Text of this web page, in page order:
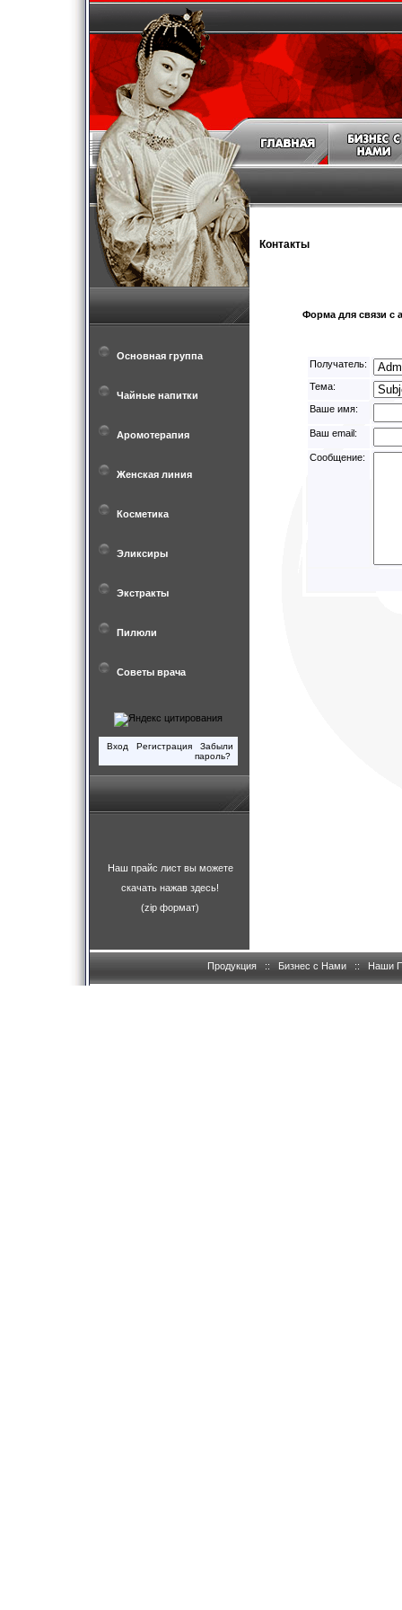
Основная группа
Чайные напитки
Аромотерапия
Женская линия
Косметика
Эликсиры
Экстракты
Пилюли
Советы врача
Вход Регистрация
Забыли
пароль?
Наш прайс лист вы можете
скачать нажав здесь!
(zip формат)
Контакты
Форма для связи с
Получатель:
Тема:
Ваше имя:
Ваш email:
Cообщение:
Продукция :: Бизнес с Нами :: Наши